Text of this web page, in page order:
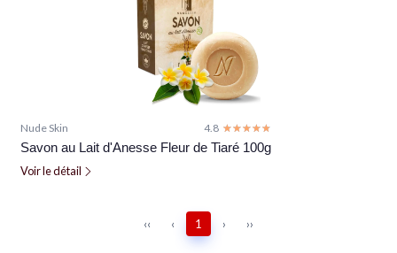
Nude Skin 4.8 ☆☆☆☆☆
★★★★★
Savon au Lait d'Anesse Fleur de Tiaré 100g
Voir le détail
‹‹ ‹ 1 › ››